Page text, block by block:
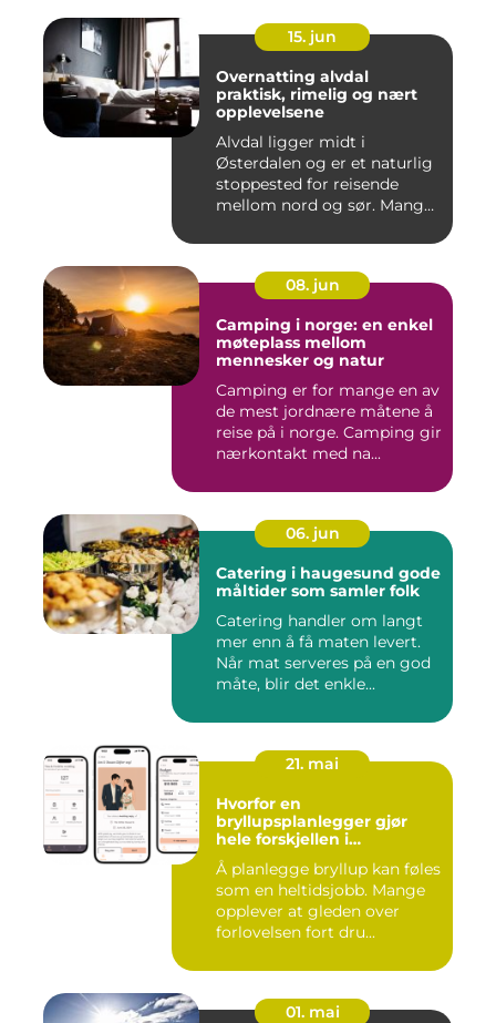
15. jun
Overnatting alvdal
praktisk, rimelig og nært
opplevelsene
Alvdal ligger midt i
Østerdalen og er et naturlig
stoppested for reisende
mellom nord og sør. Mange
08. jun
Camping i norge: en enkel
møteplass mellom
mennesker og natur
Camping er for mange en av
de mest jordnære måtene å
reise på i norge. Camping gir
nærkontakt med na...
06. jun
Catering i haugesund gode
måltider som samler folk
Catering handler om langt
mer enn å få maten levert.
Når mat serveres på en god
måte, blir det enkle...
21. mai
Hvorfor en
bryllupsplanlegger gjør
hele forskjellen i
bryllupsplanleggingen
Å planlegge bryllup kan føles
som en heltidsjobb. Mange
opplever at gleden over
forlovelsen fort dru...
01. mai